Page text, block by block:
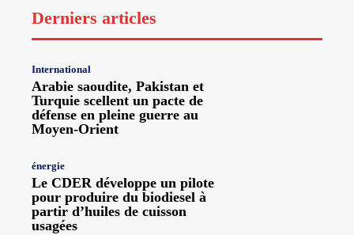
Derniers articles
International
Arabie saoudite, Pakistan et
Turquie scellent un pacte de
défense en pleine guerre au
Moyen-Orient
énergie
Le CDER développe un pilote
pour produire du biodiesel à
partir d’huiles de cuisson
usagées